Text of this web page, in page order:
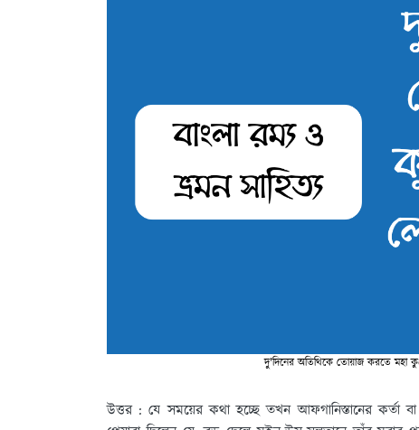
দু'দিনের অতিথিকে তোয়াজ করতে মহা
উত্তর : যে সময়ের কথা হচ্ছে তখন আফগানিস্তানের কর্তা